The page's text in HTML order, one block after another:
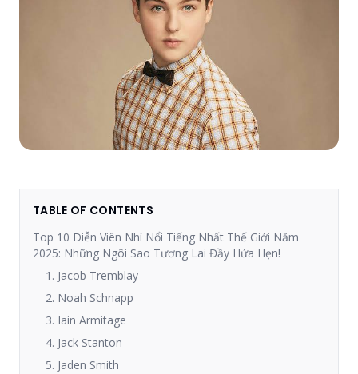
TABLE OF CONTENTS
Top 10 Diễn Viên Nhí Nổi Tiếng Nhất Thế Giới Năm
2025: Những Ngôi Sao Tương Lai Đầy Hứa Hẹn!
1. Jacob Tremblay
2. Noah Schnapp
3. Iain Armitage
4. Jack Stanton
5. Jaden Smith